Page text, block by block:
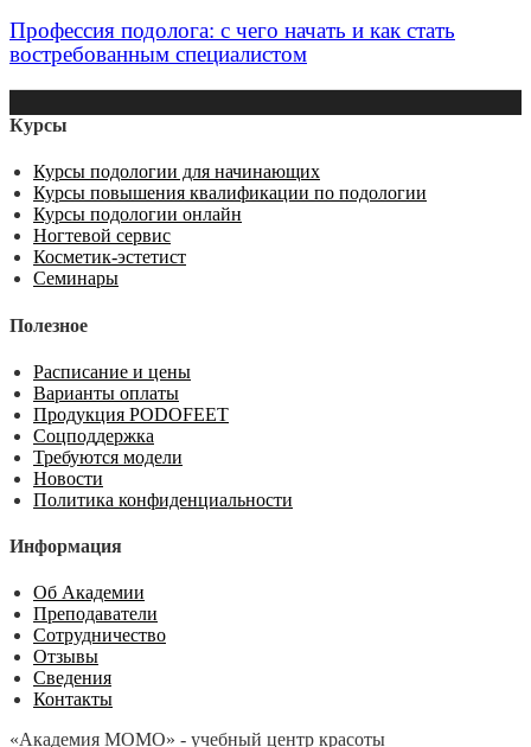
Профессия подолога: с чего начать и как стать
востребованным специалистом
Курсы
Курсы подологии для начинающих
Курсы повышения квалификации по подологии
Курсы подологии онлайн
Ногтевой сервис
Косметик-эстетист
Семинары
Полезное
Расписание и цены
Варианты оплаты
Продукция PODOFEET
Соцподдержка
Требуются модели
Новости
Политика конфиденциальности
Информация
Об Академии
Преподаватели
Сотрудничество
Отзывы
Сведения
Контакты
«Академия МОМО» - учебный центр красоты